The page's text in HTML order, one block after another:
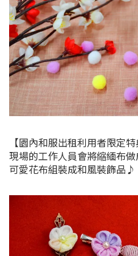
【園內和服出租利用者限定特
現場的工作人員會將縮緬布
可愛花布組裝成和風裝飾品♪